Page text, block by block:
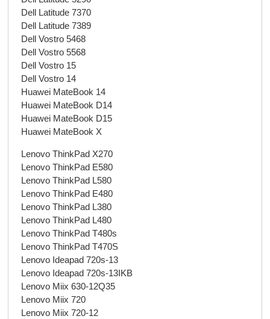
Dell Latitude 7370
Dell Latitude 7389
Dell Vostro 5468
Dell Vostro 5568
Dell Vostro 15
Dell Vostro 14
Huawei MateBook 14
Huawei MateBook D14
Huawei MateBook D15
Huawei MateBook X
Lenovo ThinkPad X270
Lenovo ThinkPad E580
Lenovo ThinkPad L580
Lenovo ThinkPad E480
Lenovo ThinkPad L380
Lenovo ThinkPad L480
Lenovo ThinkPad T480s
Lenovo ThinkPad T470S
Lenovo Ideapad 720s-13
Lenovo Ideapad 720s-13IKB
Lenovo Miix 630-12Q35
Lenovo Miix 720
Lenovo Miix 720-12